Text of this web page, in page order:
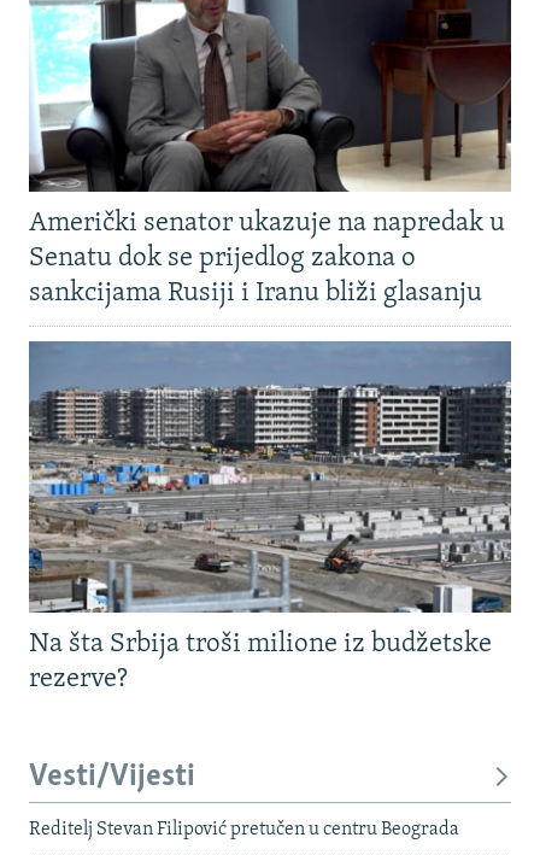
Američki senator ukazuje na napredak u
Senatu dok se prijedlog zakona o
sankcijama Rusiji i Iranu bliži glasanju
Na šta Srbija troši milione iz budžetske
rezerve?
Vesti/Vijesti
Reditelj Stevan Filipović pretučen u centru Beograda